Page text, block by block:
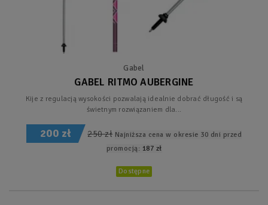
Gabel
GABEL RITMO AUBERGINE
Kije z regulacją wysokości pozwalają idealnie dobrać długość i są
świetnym rozwiązaniem dla...
200 zł 250 zł Najniższa cena w okresie 30 dni przed
promocją: 187 zł
Dostępne